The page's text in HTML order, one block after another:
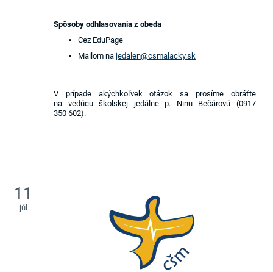
Spôsoby odhlasovania z obeda
Cez EduPage
Mailom na jedalen@csmalacky.sk
V prípade akýchkoľvek otázok sa prosíme obráťte
na vedúcu školskej jedálne p. Ninu Bečárovú (0917
350 602).
11
júl